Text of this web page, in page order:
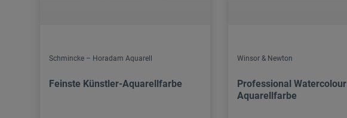
Schmincke – Horadam Aquarell
Feinste Künstler-Aquarellfarbe
Winsor & Newton
Professional Watercolour
Aquarellfarbe